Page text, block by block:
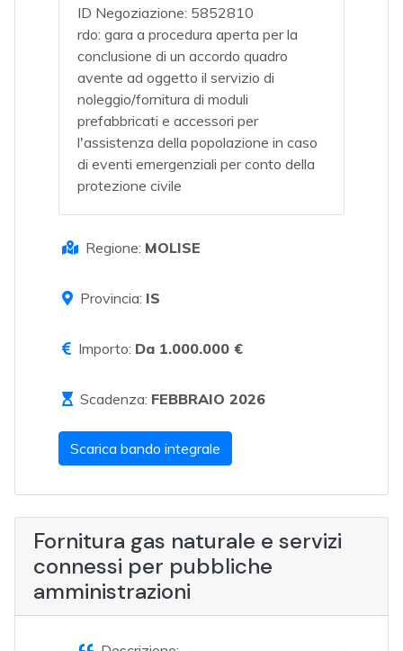
ID Negoziazione: 5852810
rdo: gara a procedura aperta per la
conclusione di un accordo quadro
avente ad oggetto il servizio di
noleggio/fornitura di moduli
prefabbricati e accessori per
l'assistenza della popolazione in caso
di eventi emergenziali per conto della
protezione civile
Regione: MOLISE
Provincia: IS
Importo: Da 1.000.000 €
Scadenza: FEBBRAIO 2026
Scarica bando integrale
Fornitura gas naturale e servizi
connessi per pubbliche
amministrazioni